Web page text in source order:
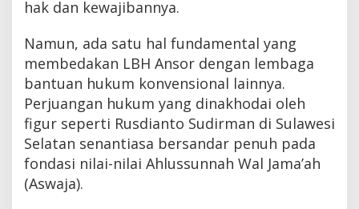
hak dan kewajibannya.
Namun, ada satu hal fundamental yang
membedakan LBH Ansor dengan lembaga
bantuan hukum konvensional lainnya.
Perjuangan hukum yang dinakhodai oleh
figur seperti Rusdianto Sudirman di Sulawesi
Selatan senantiasa bersandar penuh pada
fondasi nilai-nilai Ahlussunnah Wal Jama’ah
(Aswaja).